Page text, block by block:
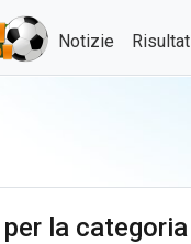
Notizie
la